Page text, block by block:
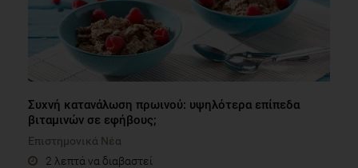
Συχνή κατανάλωση πρωινού: υψηλότερα επίπεδα
βιταμινών σε εφήβους;
Επιστημονικά Νέα
2 λεπτά να διαβαστεί